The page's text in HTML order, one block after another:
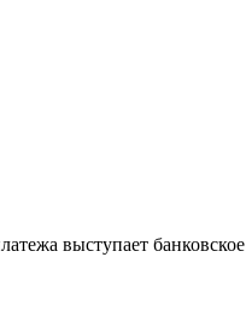
выступает